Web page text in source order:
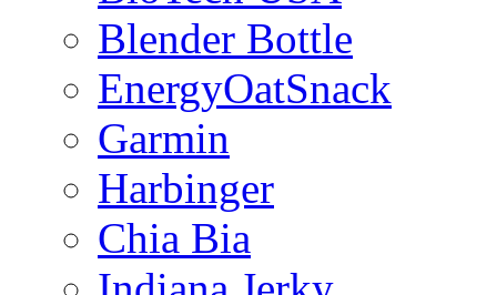
Blender Bottle
EnergyOatSnack
Garmin
Harbinger
Chia Bia